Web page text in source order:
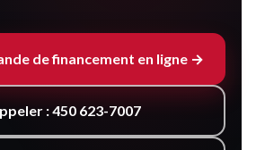
de financement en ligne →
: 450 623-7007